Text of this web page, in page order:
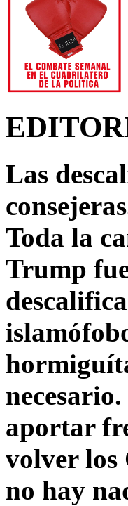
Las
Toda la
Trump
aportar
volver los
no hay